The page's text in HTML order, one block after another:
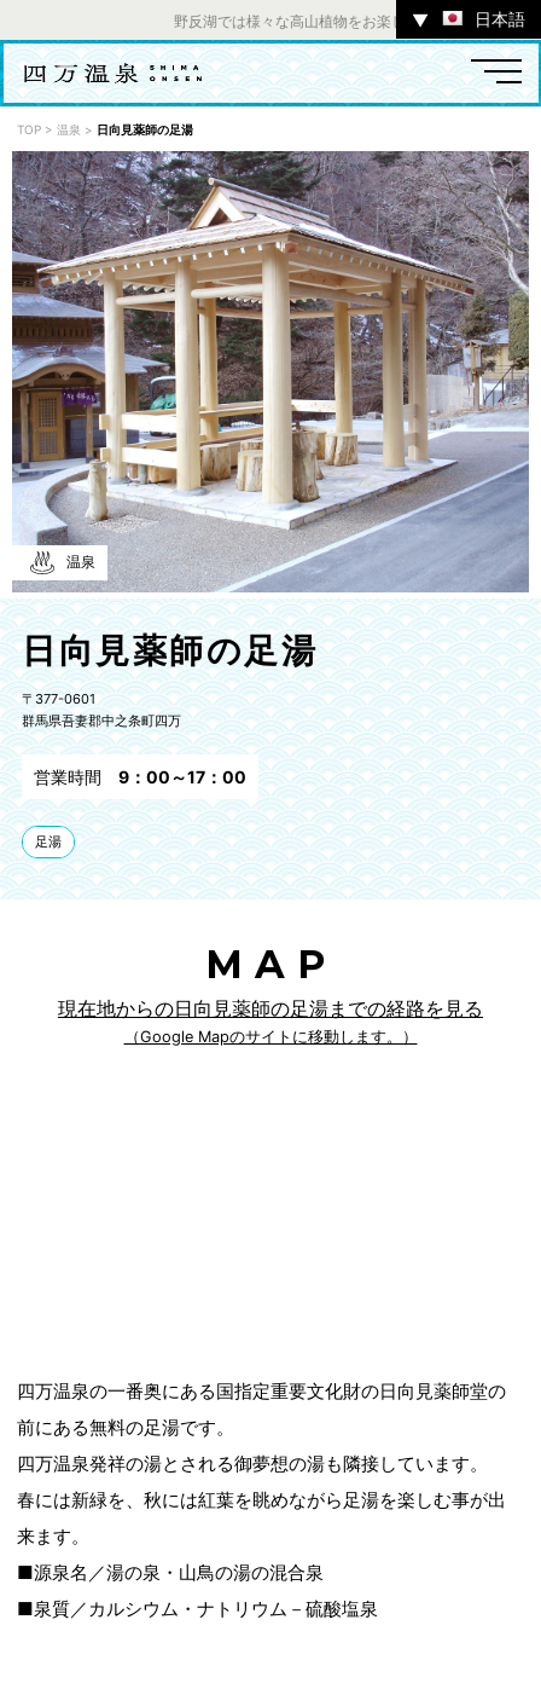
野反湖では様々な高山植物をお楽しみいただけます。
▼ 日本語
温泉 宿 お店 スポット
体験 イベント ツアー
中之条町その他のエリア
TOP >温泉 > 日向見薬師の足湯
温泉
日向見薬師の足湯
〒377-0601
群馬県吾妻郡中之条町四万
営業時間 9：00～17：00
足湯
MAP
現在地からの日向見薬師の足湯までの経路を見る
（Google Mapのサイトに移動します。）
四万温泉の一番奥にある国指定重要文化財の日向見薬師堂の
前にある無料の足湯です。
四万温泉発祥の湯とされる御夢想の湯も隣接しています。
春には新緑を、秋には紅葉を眺めながら足湯を楽しむ事が出
来ます。
■源泉名／湯の泉・山鳥の湯の混合泉
■泉質／カルシウム・ナトリウム－硫酸塩泉